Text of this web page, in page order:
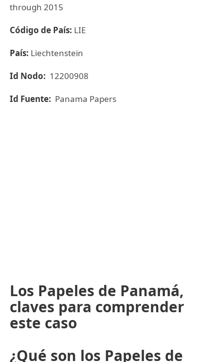
through 2015
Código de País: LIE
País: Liechtenstein
Id Nodo: 12200908
Id Fuente: Panama Papers
Los Papeles de Panamá,
claves para comprender
este caso
¿Qué son los Papeles de